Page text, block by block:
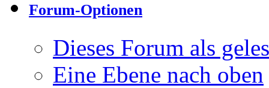
Forum-Optionen
Dieses Forum als
Eine Ebene nach oben